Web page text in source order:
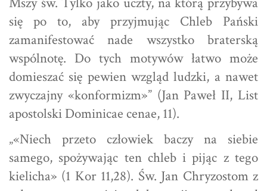
się po to, aby przyjmując Chleb Pański
zamanifestować nade wszystko braterską
wspólnotę. Do tych motywów łatwo może
domieszać się pewien wzgląd ludzki, a nawet
zwyczajny «konformizm»” (Jan Paweł II, List
apostolski Dominicae cenae, 11).
„«Niech przeto człowiek baczy na siebie
samego, spożywając ten chleb i pijąc z tego
kielicha» (1 Kor 11,28). Św. Jan Chryzostom z